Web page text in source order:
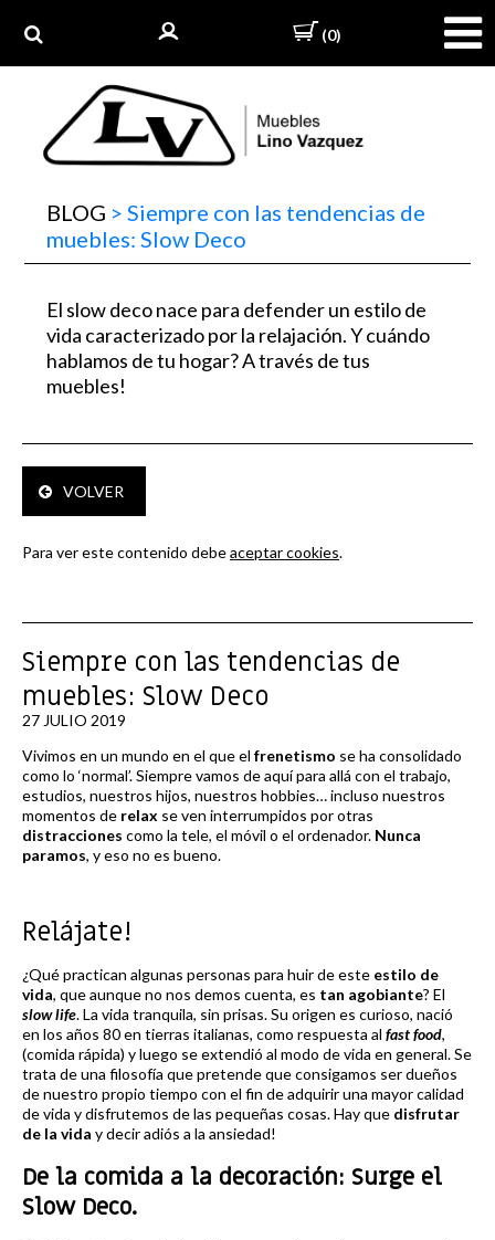
(0)
BLOG > Siempre con las tendencias de
muebles: Slow Deco
El slow deco nace para defender un estilo de
vida caracterizado por la relajación. Y cuándo
hablamos de tu hogar? A través de tus
muebles!
VOLVER
Para ver este contenido debeaceptar cookies.
Siempre con las tendencias de
muebles: Slow Deco
27 JULIO 2019
Vivimos en un mundo en el que el frenetismo se ha consolidado
como lo ‘normal’. Siempre vamos de aquí para allá con el trabajo,
estudios, nuestros hijos, nuestros hobbies… incluso nuestros
momentos de relax se ven interrumpidos por otras
distracciones como la tele, el móvil o el ordenador. Nunca
paramos, y eso no es bueno.
Relájate!
¿Qué practican algunas personas para huir de este estilo de
vida, que aunque no nos demos cuenta, es tan agobiante? El
slow life. La vida tranquila, sin prisas. Su origen es curioso, nació
en los años 80 en tierras italianas, como respuesta al fast food,
(comida rápida) y luego se extendió al modo de vida en general. Se
trata de una filosofía que pretende que consigamos ser dueños
de nuestro propio tiempo con el fin de adquirir una mayor calidad
de vida y disfrutemos de las pequeñas cosas. Hay que disfrutar
de la vida y decir adiós a la ansiedad!
De la comida a la decoración: Surge el
Slow Deco.